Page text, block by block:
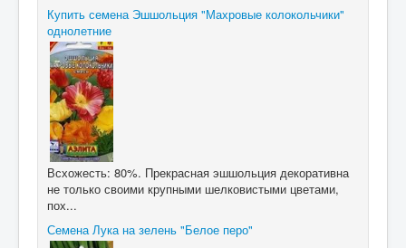
Купить семена Эшшольция "Махровые колокольчики"
однолетние
Всхожесть: 80%. Прекрасная эшшольция декоративна
не только своими крупными шелковистыми цветами,
пох...
Семена Лука на зелень "Белое перо"